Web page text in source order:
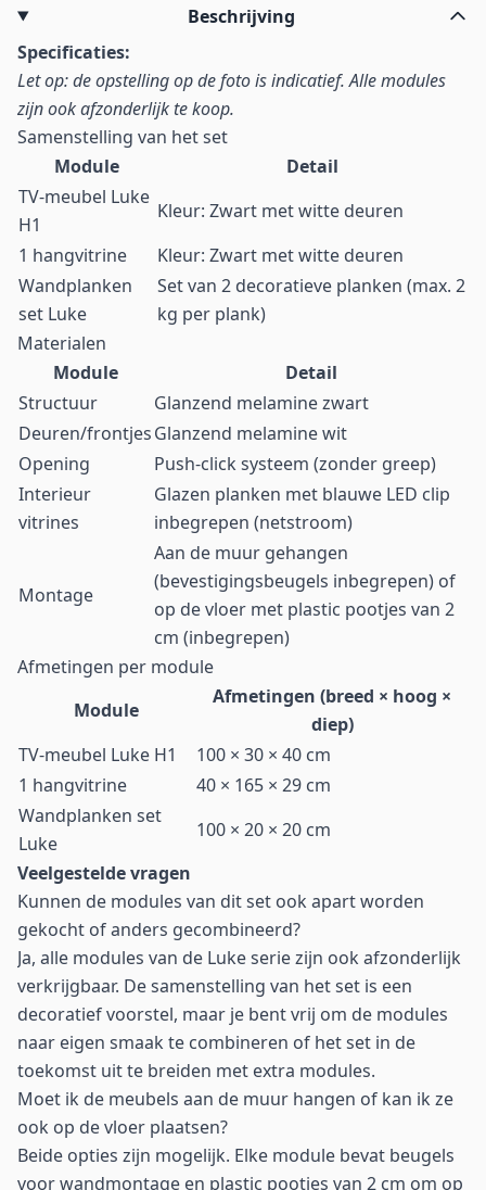
Beschrijving
Specificaties:
Let op: de opstelling op de foto is indicatief. Alle modules
zijn ook afzonderlijk te koop.
Samenstelling van het set
Module
Detail
TV-meubel Luke
H1
Kleur: Zwart met witte deuren
1 hangvitrine
Kleur: Zwart met witte deuren
Wandplanken
set Luke
Set van 2 decoratieve planken (max. 2
kg per plank)
Materialen
Module
Detail
Structuur
Glanzend melamine zwart
Deuren/frontjesGlanzend melamine wit
Opening
Push-click systeem (zonder greep)
Interieur
vitrines
Glazen planken met blauwe LED clip
inbegrepen (netstroom)
Montage
Aan de muur gehangen
(bevestigingsbeugels inbegrepen) of
op de vloer met plastic pootjes van 2
cm (inbegrepen)
Afmetingen per module
Module
Afmetingen (breed × hoog ×
diep)
TV-meubel Luke H1
100 × 30 × 40 cm
1 hangvitrine
40 × 165 × 29 cm
Wandplanken set
Luke
100 × 20 × 20 cm
Veelgestelde vragen
Kunnen de modules van dit set ook apart worden
gekocht of anders gecombineerd?
Ja, alle modules van de Luke serie zijn ook afzonderlijk
verkrijgbaar. De samenstelling van het set is een
decoratief voorstel, maar je bent vrij om de modules
naar eigen smaak te combineren of het set in de
toekomst uit te breiden met extra modules.
Moet ik de meubels aan de muur hangen of kan ik ze
ook op de vloer plaatsen?
Beide opties zijn mogelijk. Elke module bevat beugels
voor wandmontage en plastic pootjes van 2 cm om op